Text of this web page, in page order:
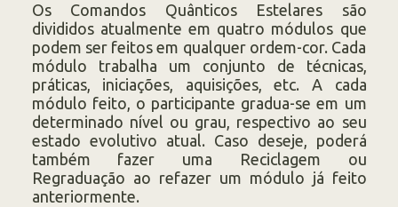
Os Comandos Quânticos Estelares são
divididos atualmente em quatro módulos que
podem ser feitos em qualquer ordem-cor. Cada
módulo trabalha um conjunto de técnicas,
práticas, iniciações, aquisições, etc. A cada
módulo feito, o participante gradua-se em um
determinado nível ou grau, respectivo ao seu
estado evolutivo atual. Caso deseje, poderá
também fazer uma Reciclagem ou
Regraduação ao refazer um módulo já feito
anteriormente.